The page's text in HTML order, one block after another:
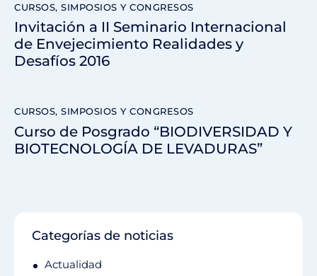
CURSOS, SIMPOSIOS Y CONGRESOS
Invitación a II Seminario Internacional
de Envejecimiento Realidades y
Desafíos 2016
CURSOS, SIMPOSIOS Y CONGRESOS
Curso de Posgrado “BIODIVERSIDAD Y
BIOTECNOLOGÍA DE LEVADURAS”
Categorías de noticias
Actualidad